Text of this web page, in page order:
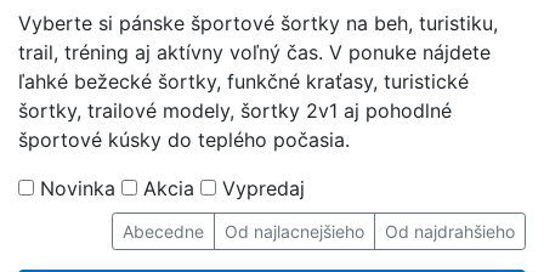
Vyberte si pánske športové šortky na beh, turistiku,
trail, tréning aj aktívny voľný čas. V ponuke nájdete
ľahké bežecké šortky, funkčné kraťasy, turistické
šortky, trailové modely, šortky 2v1 aj pohodlné
športové kúsky do teplého počasia.
Novinka
Akcia Vypredaj
Abecedne Od najlacnejšieho Od najdrahšieho